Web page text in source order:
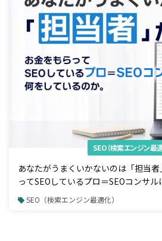
SEO（検索エンジン最適
あなたがうまくいかないのは「担当
ってSEOしているプロ＝SEOコンサル
SEO（検索エンジン最適化）